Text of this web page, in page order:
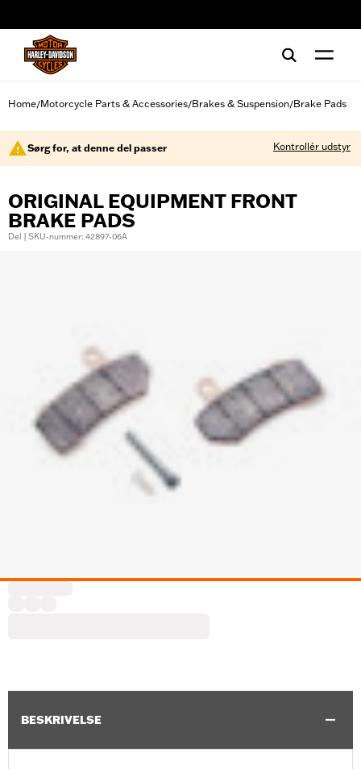
Home/Motorcycle Parts & Accessories/Brakes & Suspension/Brake Pads
Sørg for, at denne del passer Kontrollér udstyr
ORIGINAL EQUIPMENT FRONT
BRAKE PADS
Del | SKU-nummer: 42897-06A
BESKRIVELSE